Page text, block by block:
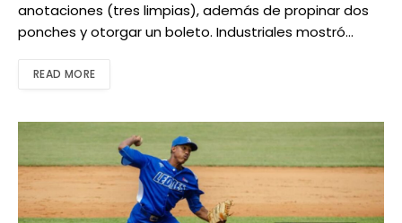
anotaciones (tres limpias), además de propinar dos
ponches y otorgar un boleto. Industriales mostró…
READ MORE